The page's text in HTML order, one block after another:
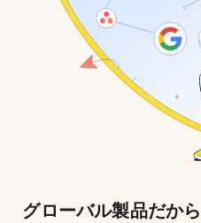
グローバル製品だか